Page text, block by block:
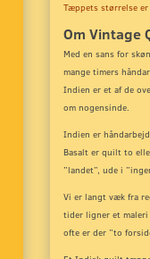
Tæppets størrelse
Om
Med en sans for
mange timers
Indien er et af de
om nogensinde.
Indien er
Basalt er quilt to
”landet”, ude i
Vi er langt væk fra
tider ligner et maleri
ofte er der ”to